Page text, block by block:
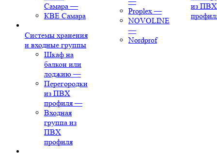
Самара —
КВЕ Самара
Системы хранения
и входные группы
Шкаф на
балкон или
лоджию —
Перегородки
из ПВХ
профиля —
Входная
группа из
ПВХ
профиля
Proplex —
NOVOLINE
—
Nordprof
из ПВХ